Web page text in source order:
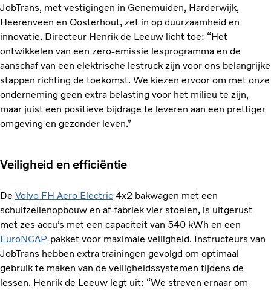
JobTrans, met vestigingen in Genemuiden, Harderwijk,
Heerenveen en Oosterhout, zet in op duurzaamheid en
innovatie. Directeur Henrik de Leeuw licht toe: “Het
ontwikkelen van een zero-emissie lesprogramma en de
aanschaf van een elektrische lestruck zijn voor ons belangrijke
stappen richting de toekomst. We kiezen ervoor om met onze
onderneming geen extra belasting voor het milieu te zijn,
maar juist een positieve bijdrage te leveren aan een prettiger
omgeving en gezonder leven.”
Veiligheid en efficiëntie
De Volvo FH Aero Electric 4x2 bakwagen met een
schuifzeilenopbouw en af-fabriek vier stoelen, is uitgerust
met zes accu’s met een capaciteit van 540 kWh en een
EuroNCAP-pakket voor maximale veiligheid. Instructeurs van
JobTrans hebben extra trainingen gevolgd om optimaal
gebruik te maken van de veiligheidssystemen tijdens de
lessen. Henrik de Leeuw legt uit: “We streven ernaar om